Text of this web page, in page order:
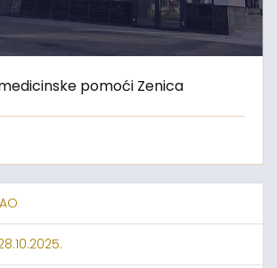
pomoći Zenica